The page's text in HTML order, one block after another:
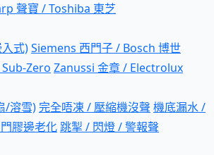
聲寶 / Toshiba 東芝
式)Siemens 西門子 / Bosch 博世
Zero Zanussi 金章 / Electrolux
/溶雪)完全唔凍 / 壓縮機沒聲 機底漏水 /
膠邊老化跳掣 / 閃燈 / 警報聲